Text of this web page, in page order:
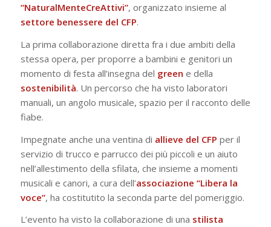
“NaturalMenteCreAttivi”, organizzato insieme al
settore benessere del CFP.
La prima collaborazione diretta fra i due ambiti della
stessa opera, per proporre a bambini e genitori un
momento di festa all’insegna del green e della
sostenibilità. Un percorso che ha visto laboratori
manuali, un angolo musicale, spazio per il racconto delle
fiabe.
Impegnate anche una ventina di allieve del CFP per il
servizio di trucco e parrucco dei più piccoli e un aiuto
nell’allestimento della sfilata, che insieme a momenti
musicali e canori, a cura dell’associazione “Libera la
voce”, ha costitutito la seconda parte del pomeriggio.
L’evento ha visto la collaborazione di una stilista